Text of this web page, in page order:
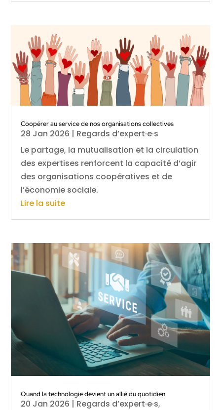
Coopérer au service de nos organisations collectives
28 Jan 2026 | Regards d’expert·e·s
Le partage, la mutualisation et la circulation
des expertises renforcent la capacité d’agir
des organisations coopératives et de
l’économie sociale.
Lire la suite
Quand la technologie devient un allié du quotidien
20 Jan 2026 | Regards d’expert·e·s,